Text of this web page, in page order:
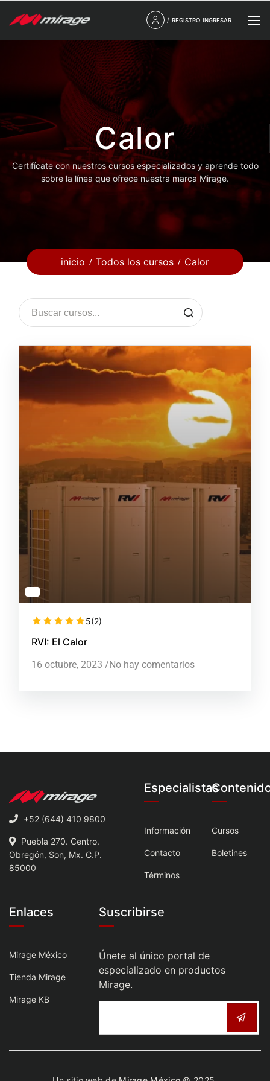
/ REGISTRO INGRESAR
Calor
Certifícate con nuestros cursos especializados y aprende todo
sobre la línea que ofrece nuestra marca Mirage.
inicio Todos los cursos Calor
5(2)
RVI: El Calor
16 octubre, 2023 /No hay comentarios
+52 (644) 410 9800
Puebla 270. Centro.
Obregón, Son, Mx. C.P.
85000
Especialistas
Información
Contacto
Términos
Cursos
Boletines
Enlaces
Mirage México
Tienda Mirage
Mirage KB
Suscribirse
Únete al único portal de
especializado en productos
Mirage.